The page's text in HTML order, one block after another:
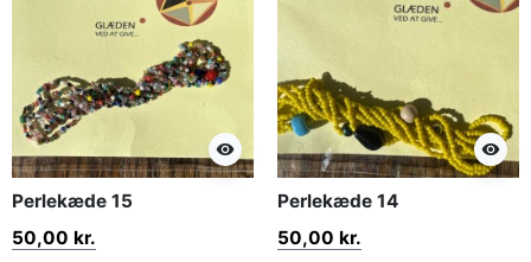
visibility
Perlekæde 15
50,00 kr.
visibility
Perlekæde 14
50,00 kr.